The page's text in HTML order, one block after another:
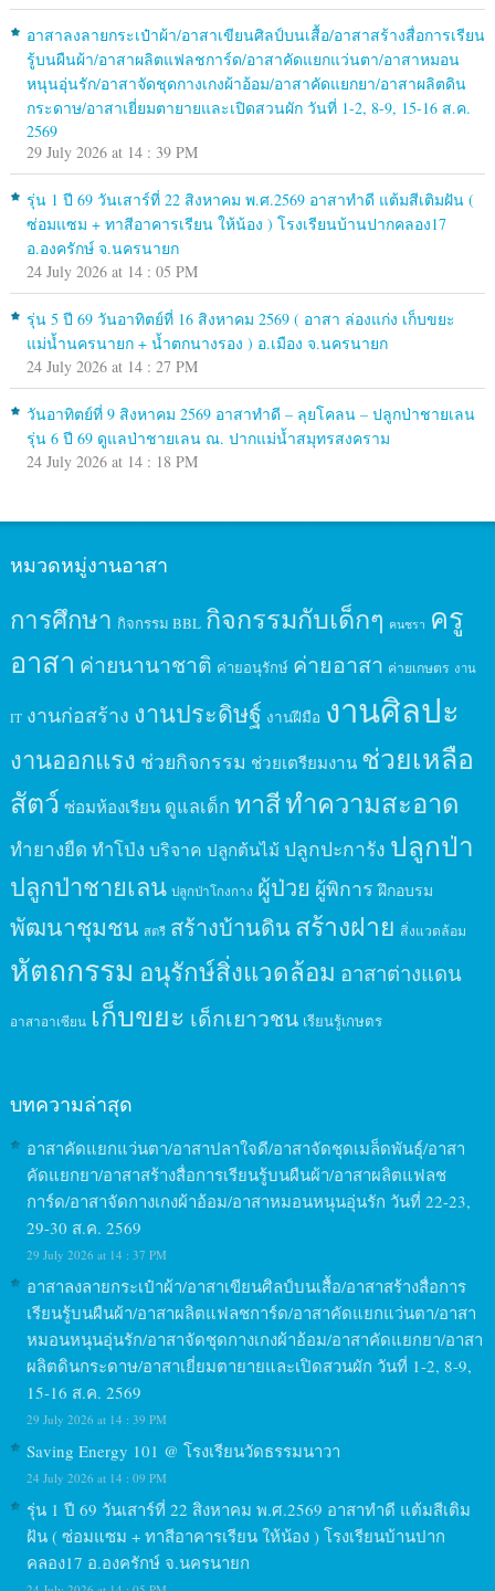
อาสาลงลายกระเป๋าผ้า/อาสาเขียนศิลป์บนเสื้อ/อาสาสร้างสื่อการเรียน
รู้บนผืนผ้า/อาสาผลิตแฟลชการ์ด/อาสาคัดแยกแว่นตา/อาสาหมอน
หนุนอุ่นรัก/อาสาจัดชุดกางเกงผ้าอ้อม/อาสาคัดแยกยา/อาสาผลิตดิน
กระดาษ/อาสาเยี่ยมตายายและเปิดสวนผัก วันที่ 1-2, 8-9, 15-16 ส.ค.
2569
29 July 2026 at 14 : 39 PM
รุ่น 1 ปี 69 วันเสาร์ที่ 22 สิงหาคม พ.ศ.2569 อาสาทำดี แต้มสีเติมฝัน (
ซ่อมแซม + ทาสีอาคารเรียน ให้น้อง ) โรงเรียนบ้านปากคลอง17
อ.องครักษ์ จ.นครนายก
24 July 2026 at 14 : 05 PM
รุ่น 5 ปี 69 วันอาทิตย์ที่ 16 สิงหาคม 2569 ( อาสา ล่องแก่ง เก็บขยะ
แม่น้ำนครนายก + น้ำตกนางรอง ) อ.เมือง จ.นครนายก
24 July 2026 at 14 : 27 PM
วันอาทิตย์ที่ 9 สิงหาคม 2569 อาสาทำดี – ลุยโคลน – ปลูกป่าชายเลน
รุ่น 6 ปี 69 ดูแลป่าชายเลน ณ. ปากแม่น้ำสมุทรสงคราม
24 July 2026 at 14 : 18 PM
หมวดหมู่งานอาสา
การศึกษา กิจกรรม BBL กิจกรรมกับเด็กๆ คนชรา ครู
อาสา ค่ายนานาชาติ ค่ายอนุรักษ์ ค่ายอาสา ค่ายเกษตร งาน
IT งานก่อสร้าง งานประดิษฐ์ งานฝีมือ งานศิลปะ
งานออกแรง ช่วยกิจกรรม ช่วยเตรียมงาน ช่วยเหลือ
สัตว์ ซ่อมห้องเรียน ดูแลเด็ก ทาสีทำความสะอาด
ทำยางยืด ทำโป่ง บริจาค ปลูกต้นไม้ ปลูกปะการัง ปลูกป่า
ปลูกป่าชายเลน ปลูกป่าโกงกาง ผู้ป่วย ผู้พิการ ฝึกอบรม
พัฒนาชุมชน สตรี สร้างบ้านดินสร้างฝาย สิ่งแวดล้อม
หัตถกรรม อนุรักษ์สิ่งแวดล้อม อาสาต่างแดน
อาสาอาเซียน เก็บขยะ เด็กเยาวชน เรียนรู้เกษตร
บทความล่าสุด
อาสาคัดแยกแว่นตา/อาสาปลาใจดี/อาสาจัดชุดเมล็ดพันธุ์/อาสา
คัดแยกยา/อาสาสร้างสื่อการเรียนรู้บนผืนผ้า/อาสาผลิตแฟลช
การ์ด/อาสาจัดกางเกงผ้าอ้อม/อาสาหมอนหนุนอุ่นรัก วันที่ 22-23,
29-30 ส.ค. 2569
29 July 2026 at 14 : 37 PM
อาสาลงลายกระเป๋าผ้า/อาสาเขียนศิลป์บนเสื้อ/อาสาสร้างสื่อการ
เรียนรู้บนผืนผ้า/อาสาผลิตแฟลชการ์ด/อาสาคัดแยกแว่นตา/อาสา
หมอนหนุนอุ่นรัก/อาสาจัดชุดกางเกงผ้าอ้อม/อาสาคัดแยกยา/อาสา
ผลิตดินกระดาษ/อาสาเยี่ยมตายายและเปิดสวนผัก วันที่ 1-2, 8-9,
15-16 ส.ค. 2569
29 July 2026 at 14 : 39 PM
Saving Energy 101 @ โรงเรียนวัดธรรมนาวา
24 July 2026 at 14 : 09 PM
รุ่น 1 ปี 69 วันเสาร์ที่ 22 สิงหาคม พ.ศ.2569 อาสาทำดี แต้มสีเติม
ฝัน ( ซ่อมแซม + ทาสีอาคารเรียน ให้น้อง ) โรงเรียนบ้านปาก
คลอง17 อ.องครักษ์ จ.นครนายก